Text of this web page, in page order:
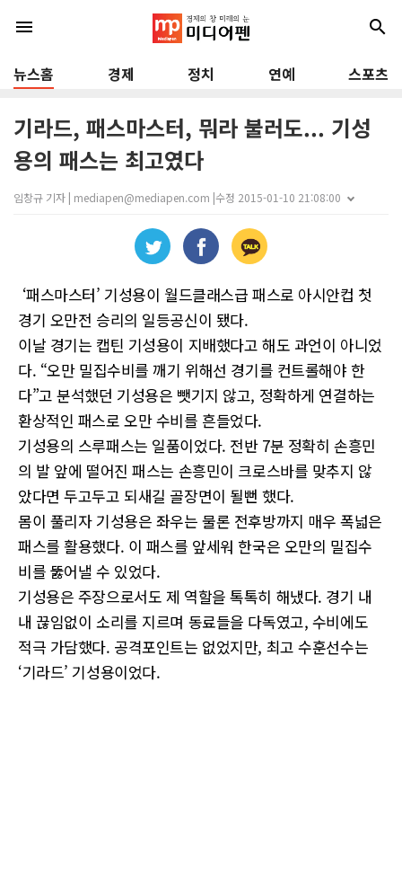
menu search
뉴스홈 경제 정치 연예 스포츠
기라드, 패스마스터, 뭐라 불러도... 기성
용의 패스는 최고였다
임창규 기자 | mediapen@mediapen.com |수정 2015-01-10 21:08:00
‘패스마스터’ 기성용이 월드클래스급 패스로 아시안컵 첫
경기 오만전 승리의 일등공신이 됐다.
이날 경기는 캡틴 기성용이 지배했다고 해도 과언이 아니었
다. “오만 밀집수비를 깨기 위해선 경기를 컨트롤해야 한
다”고 분석했던 기성용은 뺏기지 않고, 정확하게 연결하는
환상적인 패스로 오만 수비를 흔들었다.
기성용의 스루패스는 일품이었다. 전반 7분 정확히 손흥민
의 발 앞에 떨어진 패스는 손흥민이 크로스바를 맞추지 않
았다면 두고두고 되새길 골장면이 될뻔 했다.
몸이 풀리자 기성용은 좌우는 물론 전후방까지 매우 폭넓은
패스를 활용했다. 이 패스를 앞세워 한국은 오만의 밀집수
비를 뚫어낼 수 있었다.
기성용은 주장으로서도 제 역할을 톡톡히 해냈다. 경기 내
내 끊임없이 소리를 지르며 동료들을 다독였고, 수비에도
적극 가담했다. 공격포인트는 없었지만, 최고 수훈선수는
‘기라드’ 기성용이었다.